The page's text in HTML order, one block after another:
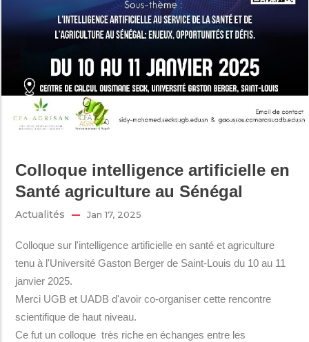
Colloque intelligence artificielle en
Santé agriculture au Sénégal
Actualités Jan 17, 2025
Colloque sur l'intelligence artificielle en santé et agriculture
tenu à l'Université Gaston Berger de Saint-Louis du 10 au 11
janvier 2025.
Merci UGB et UADB d'avoir co-organiser cette rencontre
scientifique de haut niveau.
Ce fut un colloque très riche en échanges entre les